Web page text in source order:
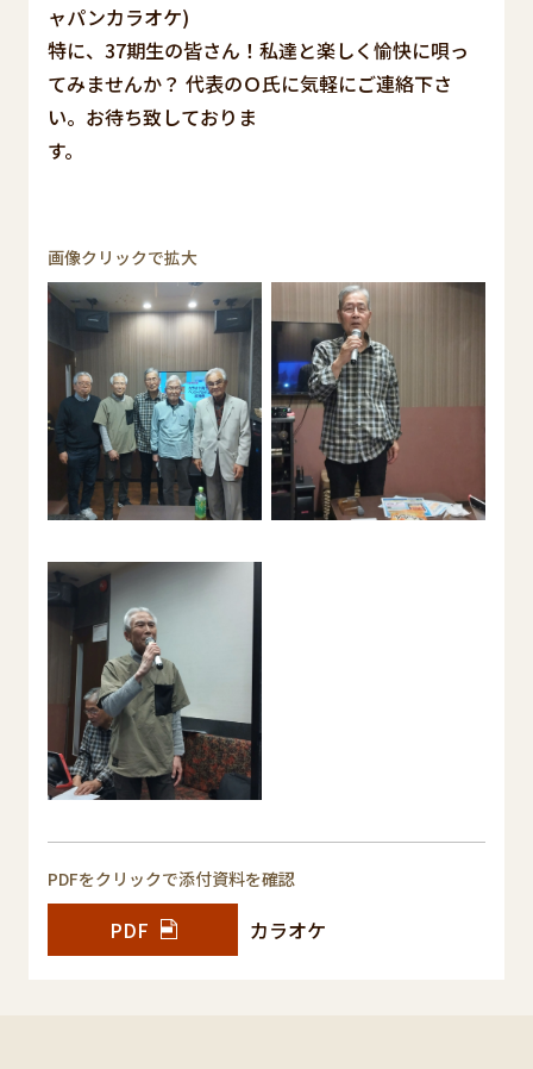
ャパンカラオケ)
特に、37期生の皆さん！私達と楽しく愉快に唄っ
てみませんか？ 代表のＯ氏に気軽にご連絡下さ
い。お待ち致しておりま
す。
画像クリックで拡大
PDFをクリックで添付資料を確認
PDF カラオケ